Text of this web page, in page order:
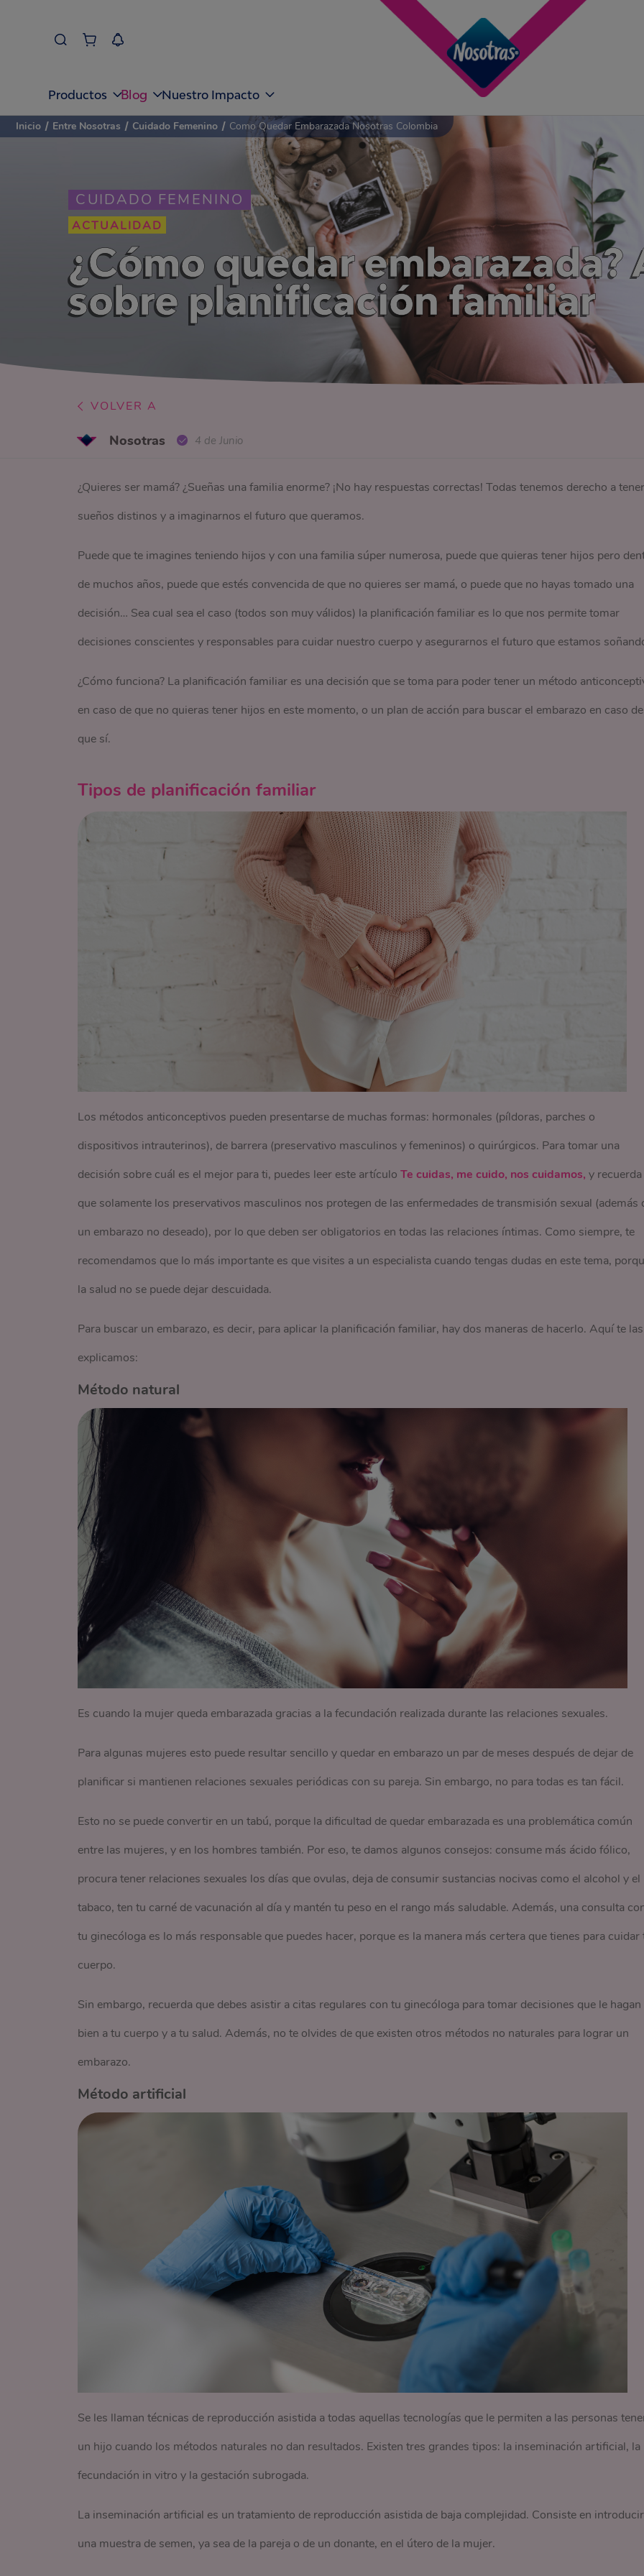
Productos Blog Nuestro Impacto
CUIDADO FEMENINO
ACTUALIDAD
¿Cómo quedar embarazada?
sobre planificación familiar
Inicio / Entre Nosotras / Cuidado Femenino / Como Quedar Embarazada Nosotras Colombia
VOLVER A
Nosotras 4 de Junio
¿Quieres ser mamá? ¿Sueñas una familia enorme? ¡No hay respuestas correctas! Todas tenemos derecho a tener
sueños distinos y a imaginarnos el futuro que queramos.
Puede que te imagines teniendo hijos y con una familia súper numerosa, puede que quieras tener hijos pero
de muchos años, puede que estés convencida de que no quieres ser mamá, o puede que no hayas tomado una
decisión… Sea cual sea el caso (todos son muy válidos) la planificación familiar es lo que nos permite tomar
decisiones conscientes y responsables para cuidar nuestro cuerpo y asegurarnos el futuro que estamos
¿Cómo funciona? La planificación familiar es una decisión que se toma para poder tener un método
en caso de que no quieras tener hijos en este momento, o un plan de acción para buscar el embarazo en caso de
que sí.
Tipos de planificación familiar
Los métodos anticonceptivos pueden presentarse de muchas formas: hormonales (píldoras, parches o
dispositivos intrauterinos), de barrera (preservativo masculinos y femeninos) o quirúrgicos. Para tomar una
decisión sobre cuál es el mejor para ti, puedes leer este artículo Te cuidas, me cuido, nos cuidamos, y recuerda
que solamente los preservativos masculinos nos protegen de las enfermedades de transmisión sexual (además
un embarazo no deseado), por lo que deben ser obligatorios en todas las relaciones íntimas. Como siempre, te
recomendamos que lo más importante es que visites a un especialista cuando tengas dudas en este tema,
la salud no se puede dejar descuidada.
Para buscar un embarazo, es decir, para aplicar la planificación familiar, hay dos maneras de hacerlo. Aquí te las
explicamos:
Método natural
Es cuando la mujer queda embarazada gracias a la fecundación realizada durante las relaciones sexuales.
Para algunas mujeres esto puede resultar sencillo y quedar en embarazo un par de meses después de dejar de
planificar si mantienen relaciones sexuales periódicas con su pareja. Sin embargo, no para todas es tan fácil.
Esto no se puede convertir en un tabú, porque la dificultad de quedar embarazada es una problemática común
entre las mujeres, y en los hombres también. Por eso, te damos algunos consejos: consume más ácido fólico,
procura tener relaciones sexuales los días que ovulas, deja de consumir sustancias nocivas como el alcohol y el
tabaco, ten tu carné de vacunación al día y mantén tu peso en el rango más saludable. Además, una consulta
tu ginecóloga es lo más responsable que puedes hacer, porque es la manera más certera que tienes para cuidar
cuerpo.
Sin embargo, recuerda que debes asistir a citas regulares con tu ginecóloga para tomar decisiones que le hagan
bien a tu cuerpo y a tu salud. Además, no te olvides de que existen otros métodos no naturales para lograr un
embarazo.
Método artificial
Se les llaman técnicas de reproducción asistida a todas aquellas tecnologías que le permiten a las personas
un hijo cuando los métodos naturales no dan resultados. Existen tres grandes tipos: la inseminación artificial, la
fecundación in vitro y la gestación subrogada.
La inseminación artificial es un tratamiento de reproducción asistida de baja complejidad. Consiste en introducir
una muestra de semen, ya sea de la pareja o de un donante, en el útero de la mujer.